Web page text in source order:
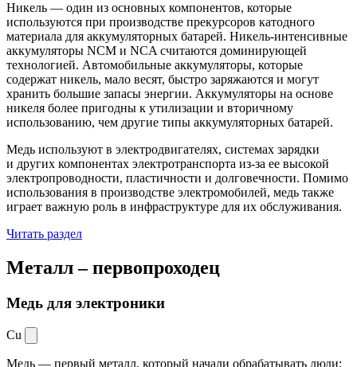
Никель — один из основных компонентов, которые
используются при производстве прекурсоров катодного
материала для аккумуляторных батарей. Никель-интенсивные
аккумуляторы NCM и NCA считаются доминирующей
технологией. Автомобильные аккумуляторы, которые
содержат никель, мало весят, быстро заряжаются и могут
хранить большие запасы энергии. Аккумуляторы на основе
никеля более пригодны к утилизации и вторичному
использованию, чем другие типы аккумуляторных батарей.
Медь используют в электродвигателях, системах зарядки
и других компонентах электротранспорта из-за ее высокой
электропроводности, пластичности и долговечности. Помимо
использования в производстве электромобилей, медь также
играет важную роль в инфраструктуре для их обслуживания.
Читать раздел
Металл –первопроходец
Медь для электроники
Cu
Медь — первый металл, который начали обрабатывать люди: